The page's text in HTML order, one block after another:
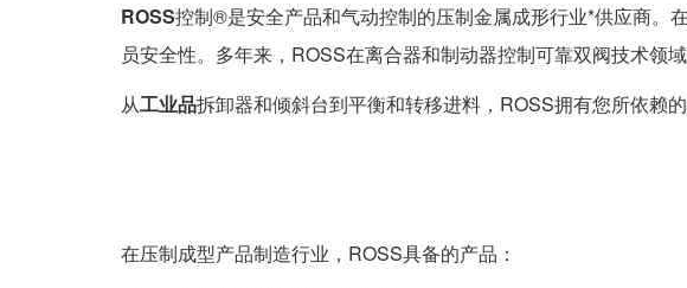
ROSS控制®是安全产品和气动控制的压制金属成形行业*供应商。
员安全性。多年来，ROSS在离合器和制动器控制可靠双阀技术领
从工业品拆卸器和倾斜台到平衡和转移进料，ROSS拥有您所依赖
在压制成型产品制造行业，ROSS具备的产品：